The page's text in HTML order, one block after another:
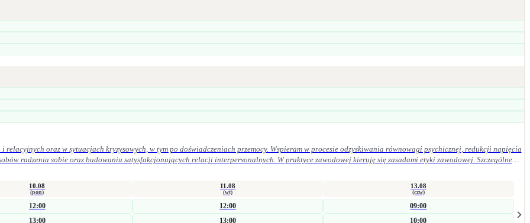
oraz w sytuacjach kryzysowych, w tym po doświadczeniach przemocy. Wspieram w procesie odzyskiwania równowagi psychicznej, redukcji napięcia
relacji interpersonalnych. W praktyce zawodowej kieruję się zasadami etyki zawodowej. Szczególne
uważność na potrzeby osoby zgłaszającej się po pomoc.
10.08
(pon)
12:00
13:00
11.08
(wt)
12:00
13:00
13.08
(czw)
09:00
10:00